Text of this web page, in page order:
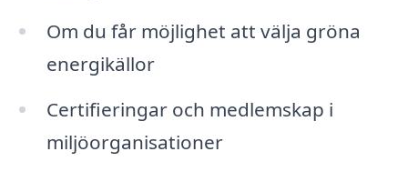
Om du får möjlighet att välja gröna
energikällor
Certifieringar och medlemskap i
miljöorganisationer